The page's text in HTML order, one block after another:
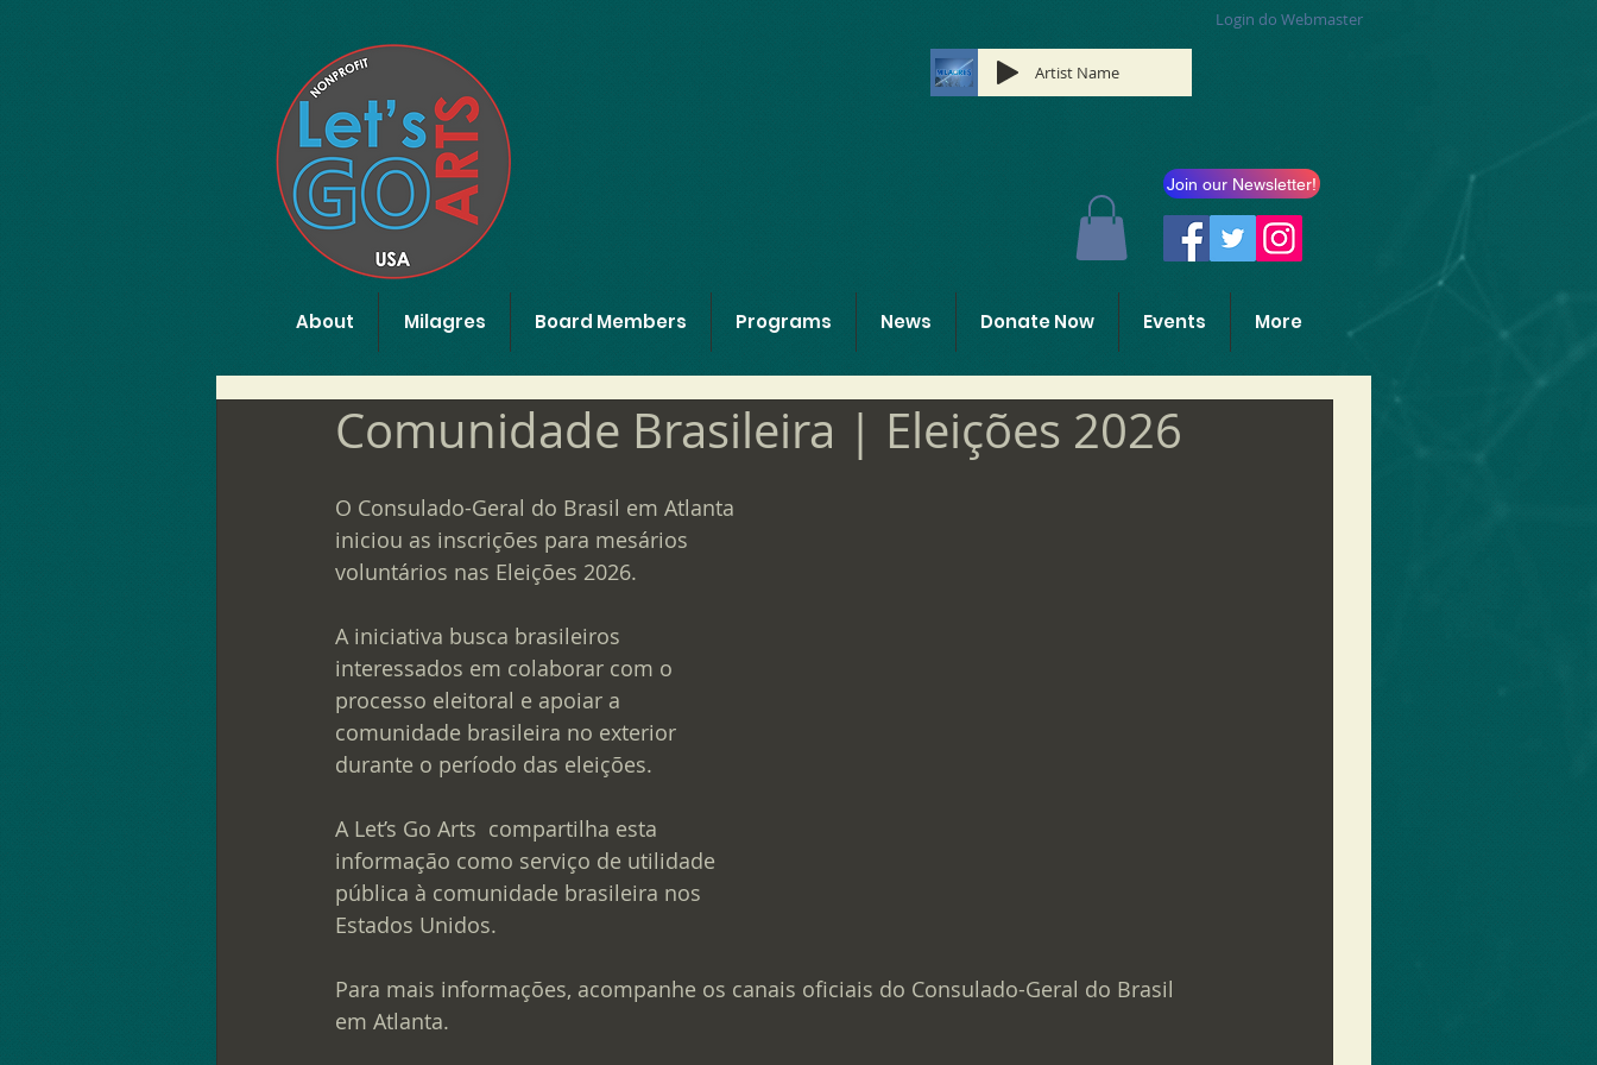
Login do Webmaster
Menu
Artist Name
Join our Newsletter!
About Milagres Board Members Programs News Donate Now Events More
Comunidade Brasileira | Eleições 2026
O Consulado-Geral do Brasil em Atlanta
iniciou as inscrições para mesários
voluntários nas Eleições 2026.
A iniciativa busca brasileiros
interessados em colaborar com o
processo eleitoral e apoiar a
comunidade brasileira no exterior
durante o período das eleições.
A Let’s Go Arts  compartilha esta
informação como serviço de utilidade
pública à comunidade brasileira nos
Estados Unidos.
Para mais informações, acompanhe os canais oficiais do Consulado-Geral do Brasil
em Atlanta.